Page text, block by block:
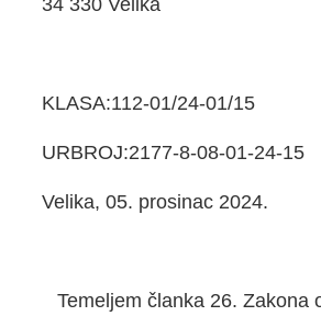
KLASA:112-01/24-01/15
URBROJ:2177-8-08-01-24-15
Velika, 05. prosinac 2024.
Temeljem članka 26. Zakona